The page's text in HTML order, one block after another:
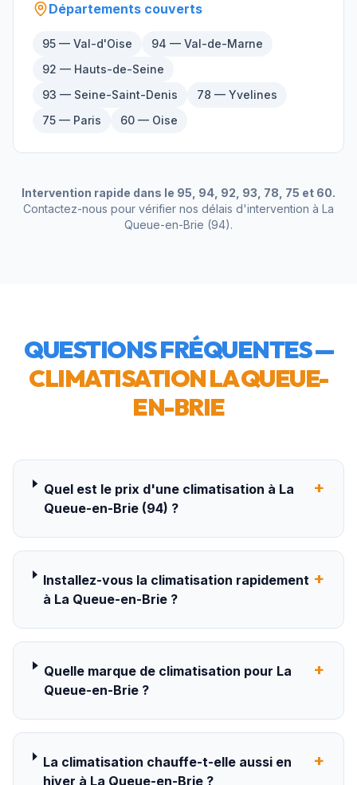
Départements couverts
95 — Val-d'Oise
94 — Val-de-Marne
92 — Hauts-de-Seine
93 — Seine-Saint-Denis
78 — Yvelines
75 — Paris
60 — Oise
Intervention rapide dans le 95, 94, 92, 93, 78, 75 et 60.
Contactez-nous pour vérifier nos délais d'intervention à La
Queue-en-Brie (94).
QUESTIONS FRÉQUENTES —
CLIMATISATIONLA QUEUE-
EN-BRIE
Quel est le prix d'une climatisation à La
Queue-en-Brie (94) ?
+
Installez-vous la climatisation rapidement
à La Queue-en-Brie ?
+
Quelle marque de climatisation pour La
Queue-en-Brie ?
+
La climatisation chauffe-t-elle aussi en
hiver à La Queue-en-Brie ?
+